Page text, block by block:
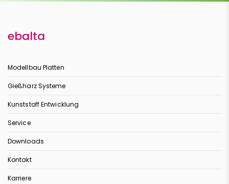
ebalta
Modellbau Platten
Gießharz Systeme
Kunststoff Entwicklung
Service
Downloads
Kontakt
Karriere